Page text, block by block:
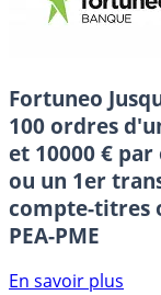
Fortuneo
100 ordres
et 10000 €
ou un 1er
compte-titres
PEA-PME
En savoir plus